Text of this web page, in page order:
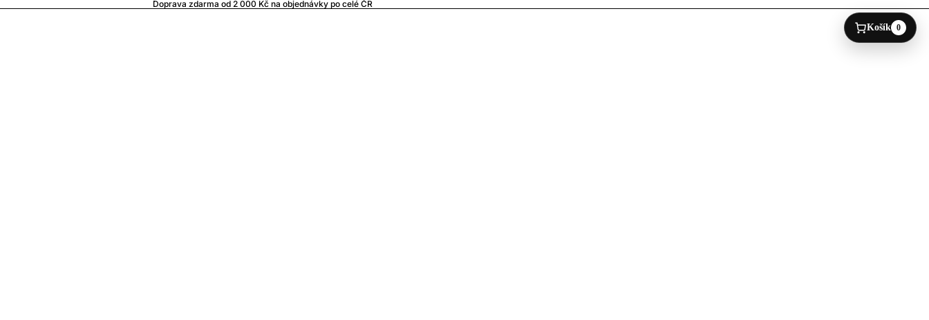
Doprava zdarma od 2 000 Kč na objednávky po celé ČR
Košík 0